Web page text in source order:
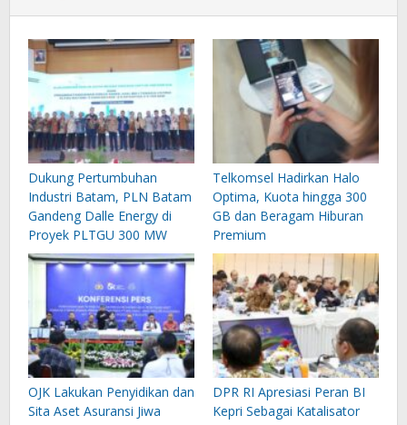
Dukung Pertumbuhan
Industri Batam, PLN Batam
Gandeng Dalle Energy di
Proyek PLTGU 300 MW
Telkomsel Hadirkan Halo
Optima, Kuota hingga 300
GB dan Beragam Hiburan
Premium
OJK Lakukan Penyidikan dan
Sita Aset Asuransi Jiwa
DPR RI Apresiasi Peran BI
Kepri Sebagai Katalisator